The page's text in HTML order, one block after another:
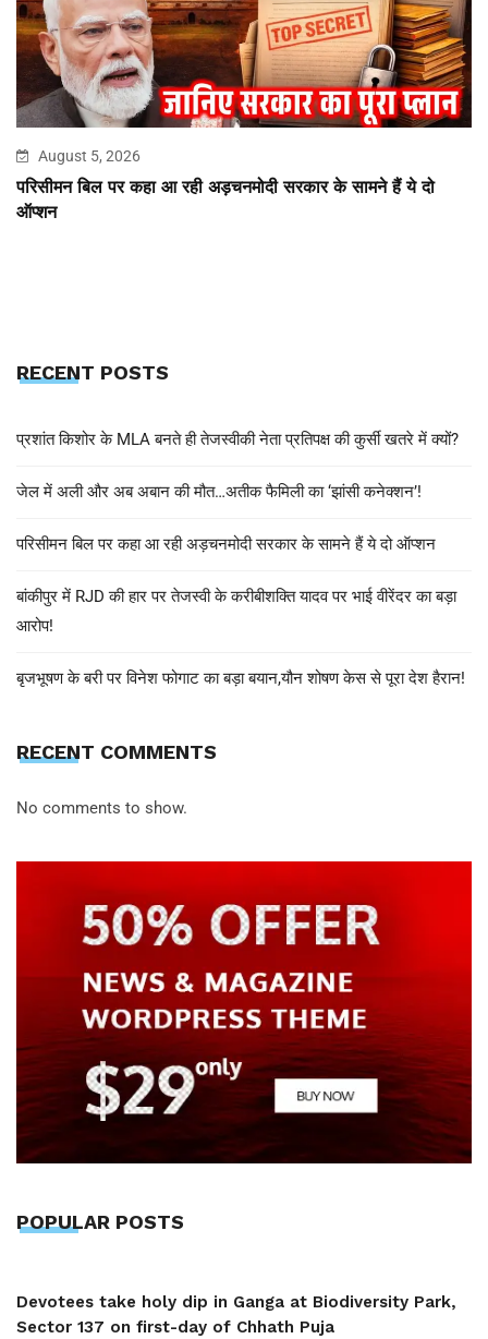
August 5, 2026
परिसीमन बिल पर कहा आ रही अड़चनमोदी सरकार के सामने हैं ये दो
ऑप्शन
RECENT POSTS
प्रशांत किशोर के MLA बनते ही तेजस्वीकी नेता प्रतिपक्ष की कुर्सी खतरे में क्यों?
जेल में अली और अब अबान की मौत…अतीक फैमिली का ‘झांसी कनेक्शन’!
परिसीमन बिल पर कहा आ रही अड़चनमोदी सरकार के सामने हैं ये दो ऑप्शन
बांकीपुर में RJD की हार पर तेजस्वी के करीबीशक्ति यादव पर भाई वीरेंदर का बड़ा
आरोप!
बृजभूषण के बरी पर विनेश फोगाट का बड़ा बयान,यौन शोषण केस से पूरा देश हैरान!
RECENT COMMENTS
No comments to show.
POPULAR POSTS
Devotees take holy dip in Ganga at Biodiversity Park,
Sector 137 on first-day of Chhath Puja